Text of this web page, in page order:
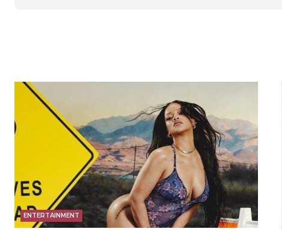
ENTERTAINMENT